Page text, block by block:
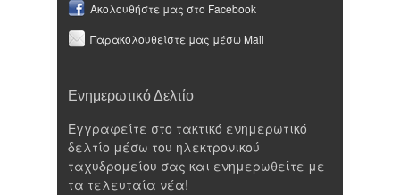
Ακολουθήστε μας στο Facebook
Παρακολουθείστε μας μέσω Mail
Ενημερωτικό Δελτίο
Εγγραφείτε στο τακτικό ενημερωτικό
δελτίο μέσω του ηλεκτρονικού
ταχυδρομείου σας και ενημερωθείτε με
τα τελευταία νέα!